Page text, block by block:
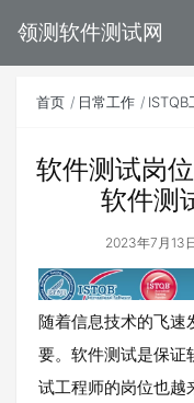
领测软件测试网
首页 日常工作 ISTQB
软件测试岗
软件测
2023年7月13
随着信息技术的飞速
要。软件测试是保证
试工程师的岗位也越